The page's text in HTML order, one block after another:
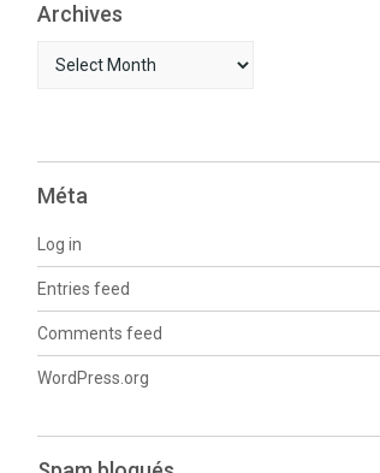
Archives
Méta
Log in
Entries feed
Comments feed
WordPress.org